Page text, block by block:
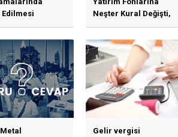
Edilmesi
Özet Başlıklar
Neşter Kural Değişti,
SPK’dan Kritik Hamle
Haberlerine Sermaye
Piyasası Kurulundan
Yalanlama Ve Yerinde
Bir Açıklama Geldi
Gelir vergisi